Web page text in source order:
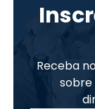
Receba
sobre